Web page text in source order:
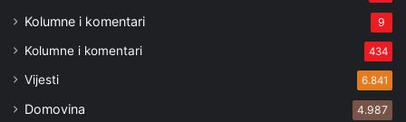
Kolumne i komentari 9
Kolumne i komentari 434
Vijesti 6.841
Domovina 4.987